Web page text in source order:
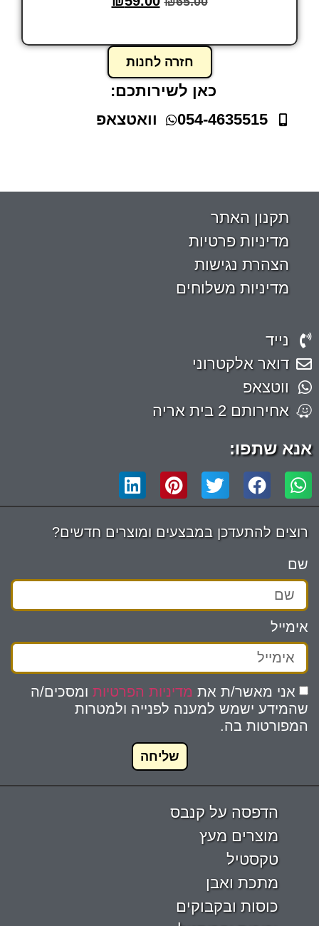
חזרה לחנות
כאן לשירותכם:
054-4635515
וואטצאפ
תקנון האתר
מדיניות פרטיות
הצהרת נגישות
מדיניות משלוחים
נייד
דואר אלקטרוני
ווטצאפ
אחירותם 2 בית אריה
אנא שתפו:
רוצים להתעדכן במבצעים ומוצרים חדשים?
שם
אימייל
אני מאשר/ת את מדיניות הפרטיות ומסכים/ה
שהמידע ישמש למענה לפנייה ולמטרות
המפורטות בה.
שליחה
הדפסה על קנבס
מוצרים מעץ
טקסטיל
מתכת ואבן
כוסות ובקבוקים